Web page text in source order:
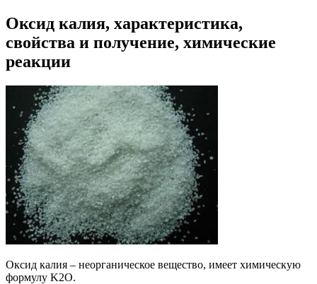
Оксид калия, характеристика,
свойства и получение, химические
реакции
Оксид калия – неорганическое вещество, имеет химическую
формулу K2O.